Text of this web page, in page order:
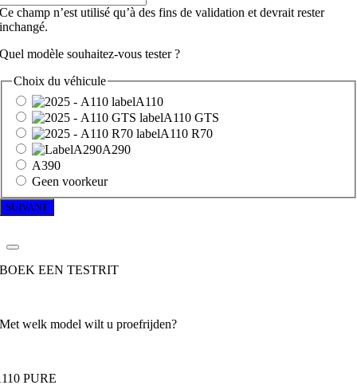
Ce champ n’est utilisé qu’à des fins de validation et devrait rester
inchangé.
Quel modèle souhaitez-vous tester ?
Choix du véhicule
A110
A110 GTS
A110 R70
A290
A390
Geen voorkeur
BOEK EEN TESTRIT
Met welk model wilt u proefrijden?
PURE